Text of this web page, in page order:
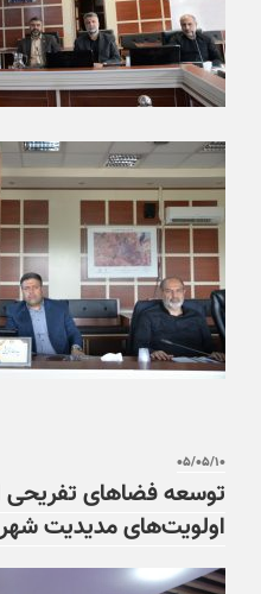
۰۵/۰۵/۱۰
توسعه فضاهای تفریحی
اولویت‌های مدیدیت